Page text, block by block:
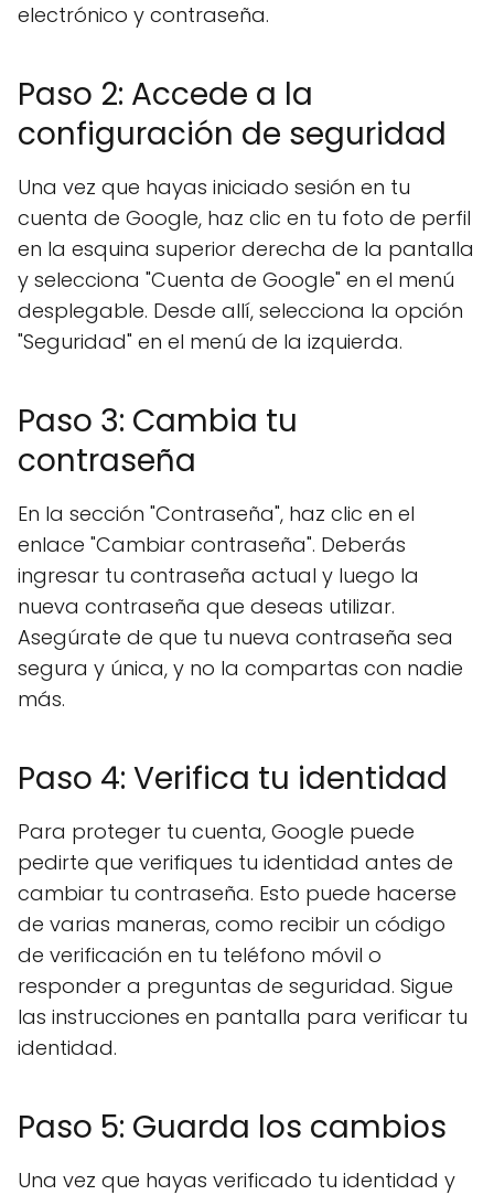
electrónico y contraseña.
Paso 2: Accede a la
configuración de seguridad
Una vez que hayas iniciado sesión en tu
cuenta de Google, haz clic en tu foto de perfil
en la esquina superior derecha de la pantalla
y selecciona "Cuenta de Google" en el menú
desplegable. Desde allí, selecciona la opción
"Seguridad" en el menú de la izquierda.
Paso 3: Cambia tu
contraseña
En la sección "Contraseña", haz clic en el
enlace "Cambiar contraseña". Deberás
ingresar tu contraseña actual y luego la
nueva contraseña que deseas utilizar.
Asegúrate de que tu nueva contraseña sea
segura y única, y no la compartas con nadie
más.
Paso 4: Verifica tu identidad
Para proteger tu cuenta, Google puede
pedirte que verifiques tu identidad antes de
cambiar tu contraseña. Esto puede hacerse
de varias maneras, como recibir un código
de verificación en tu teléfono móvil o
responder a preguntas de seguridad. Sigue
las instrucciones en pantalla para verificar tu
identidad.
Paso 5: Guarda los cambios
Una vez que hayas verificado tu identidad y